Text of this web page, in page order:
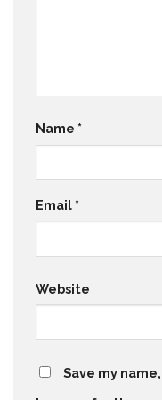
Name *
Email *
Website
Save my